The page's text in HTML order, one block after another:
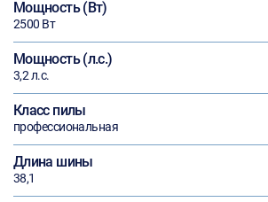
Мощность (Вт)
2500 Вт
Мощность (л.с.)
3,2 л.с.
Класс пилы
профессиональная
Длина шины
38,1